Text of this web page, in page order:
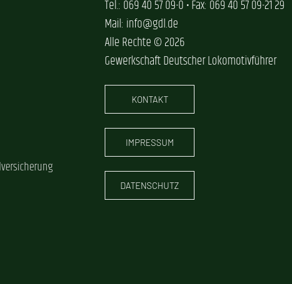
Tel.: 069 40 57 09-0 • Fax: 069 40 57 09-21 29
Mail: info@gdl.de
Alle Rechte © 2026
Gewerkschaft Deutscher Lokomotivführer
KONTAKT
IMPRESSUM
DATENSCHUTZ